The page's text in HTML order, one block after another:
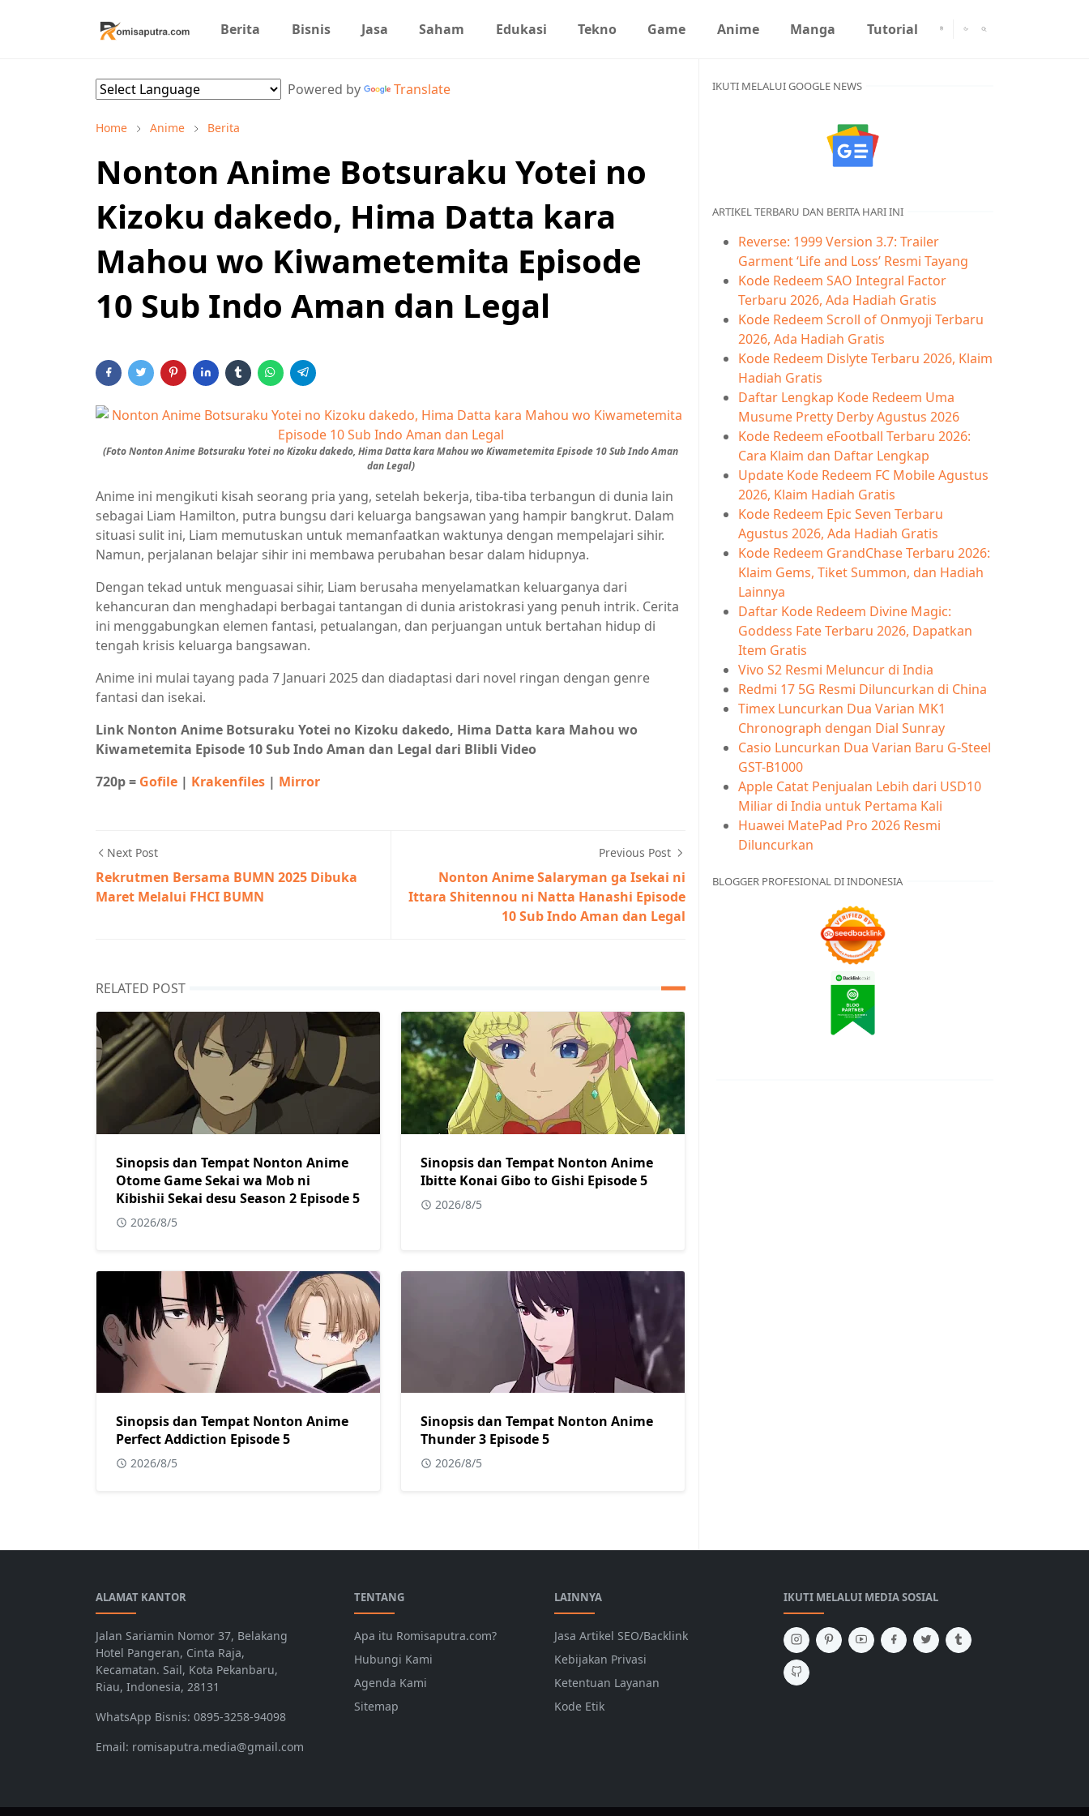
Berita Bisnis Jasa Saham Edukasi Tekno Game Anime Manga Tutorial
Powered by Translate
Home Anime Berita
Nonton Anime Botsuraku Yotei no
Kizoku dakedo, Hima Datta kara
Mahou wo Kiwametemita Episode
10 Sub Indo Aman dan Legal
(Foto Nonton Anime Botsuraku Yotei no Kizoku dakedo, Hima Datta kara Mahou wo Kiwametemita Episode 10 Sub Indo Aman
dan Legal)
Anime ini mengikuti kisah seorang pria yang, setelah bekerja, tiba-tiba terbangun di dunia lain
sebagai Liam Hamilton, putra bungsu dari keluarga bangsawan yang hampir bangkrut. Dalam
situasi sulit ini, Liam memutuskan untuk memanfaatkan waktunya dengan mempelajari sihir.
Namun, perjalanan belajar sihir ini membawa perubahan besar dalam hidupnya.
Dengan tekad untuk menguasai sihir, Liam berusaha menyelamatkan keluarganya dari
kehancuran dan menghadapi berbagai tantangan di dunia aristokrasi yang penuh intrik. Cerita
ini menggabungkan elemen fantasi, petualangan, dan perjuangan untuk bertahan hidup di
tengah krisis keluarga bangsawan.
Anime ini mulai tayang pada 7 Januari 2025 dan diadaptasi dari novel ringan dengan genre
fantasi dan isekai.
Link Nonton Anime Botsuraku Yotei no Kizoku dakedo, Hima Datta kara Mahou wo
Kiwametemita Episode 10 Sub Indo Aman dan Legal dari Blibli Video
720p = Gofile | Krakenfiles | Mirror
Next Post
Rekrutmen Bersama BUMN 2025 Dibuka
Maret Melalui FHCI BUMN
Previous Post
Nonton Anime Salaryman ga Isekai ni
Ittara Shitennou ni Natta Hanashi Episode
10 Sub Indo Aman dan Legal
RELATED POST
Sinopsis dan Tempat Nonton Anime
Otome Game Sekai wa Mob ni
Kibishii Sekai desu Season 2 Episode 5
2026/8/5
Sinopsis dan Tempat Nonton Anime
Ibitte Konai Gibo to Gishi Episode 5
2026/8/5
Sinopsis dan Tempat Nonton Anime
Perfect Addiction Episode 5
2026/8/5
Sinopsis dan Tempat Nonton Anime
Thunder 3 Episode 5
2026/8/5
IKUTI MELALUI GOOGLE NEWS
ARTIKEL TERBARU DAN BERITA HARI INI
Reverse: 1999 Version 3.7: Trailer
Garment ‘Life and Loss’ Resmi Tayang
Kode Redeem SAO Integral Factor
Terbaru 2026, Ada Hadiah Gratis
Kode Redeem Scroll of Onmyoji Terbaru
2026, Ada Hadiah Gratis
Kode Redeem Dislyte Terbaru 2026, Klaim
Hadiah Gratis
Daftar Lengkap Kode Redeem Uma
Musume Pretty Derby Agustus 2026
Kode Redeem eFootball Terbaru 2026:
Cara Klaim dan Daftar Lengkap
Update Kode Redeem FC Mobile Agustus
2026, Klaim Hadiah Gratis
Kode Redeem Epic Seven Terbaru
Agustus 2026, Ada Hadiah Gratis
Kode Redeem GrandChase Terbaru 2026:
Klaim Gems, Tiket Summon, dan Hadiah
Lainnya
Daftar Kode Redeem Divine Magic:
Goddess Fate Terbaru 2026, Dapatkan
Item Gratis
Vivo S2 Resmi Meluncur di India
Redmi 17 5G Resmi Diluncurkan di China
Timex Luncurkan Dua Varian MK1
Chronograph dengan Dial Sunray
Casio Luncurkan Dua Varian Baru G-Steel
GST-B1000
Apple Catat Penjualan Lebih dari USD10
Miliar di India untuk Pertama Kali
Huawei MatePad Pro 2026 Resmi
Diluncurkan
BLOGGER PROFESIONAL DI INDONESIA
ALAMAT KANTOR
Jalan Sariamin Nomor 37, Belakang
Hotel Pangeran, Cinta Raja,
Kecamatan. Sail, Kota Pekanbaru,
Riau, Indonesia, 28131
WhatsApp Bisnis: 0895-3258-94098
Email: romisaputra.media@gmail.com
TENTANG
Apa itu Romisaputra.com?
Hubungi Kami
Agenda Kami
Sitemap
LAINNYA
Jasa Artikel SEO/Backlink
Kebijakan Privasi
Ketentuan Layanan
Kode Etik
IKUTI MELALUI MEDIA SOSIAL